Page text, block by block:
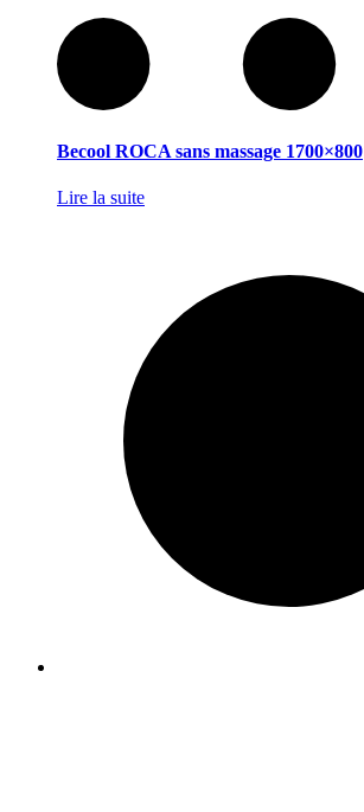
Becool ROCA sans massage 1700×800
Lire la suite